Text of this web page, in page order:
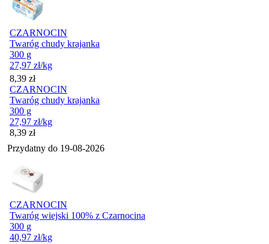
CZARNOCIN
Twaróg chudy krajanka
300 g
27,97 zł/kg
Cena
8,39 zł
CZARNOCIN
Twaróg chudy krajanka
300 g
27,97 zł/kg
Cena
8,39 zł
Przydatny do 19-08-2026
CZARNOCIN
Twaróg wiejski 100% z Czarnocina
300 g
40,97 zł/kg